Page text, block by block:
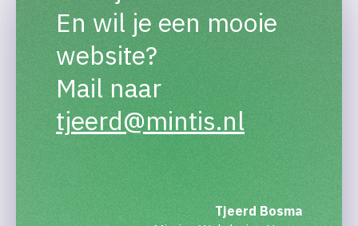
En wil je een mooie
website?
Mail naar
tjeerd@mintis.nl
Tjeerd Bosma